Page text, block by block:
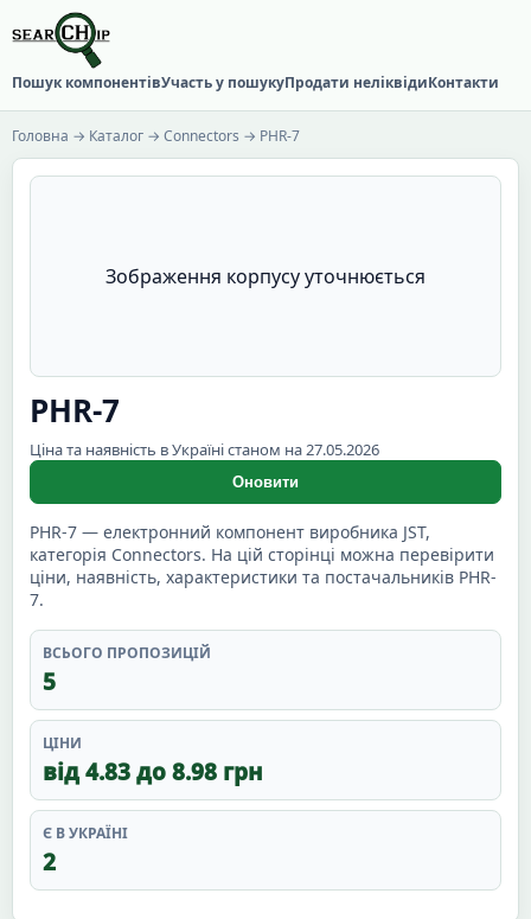
Пошук компонентівУчасть у пошукуПродати неліквідиКонтакти
Головна → Каталог → Connectors → PHR-7
Зображення корпусу уточнюється
PHR-7
Ціна та наявність в Україні станом на 27.05.2026
Оновити
PHR-7 — електронний компонент виробника JST,
категорія Connectors. На цій сторінці можна перевірити
ціни, наявність, характеристики та постачальників PHR-
7.
ВСЬОГО ПРОПОЗИЦІЙ
5
ЦІНИ
від 4.83 до 8.98 грн
Є В УКРАЇНІ
2